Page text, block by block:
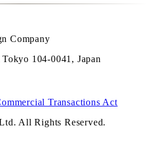
Company
104-0041, Japan
Transactions Act
All Rights Reserved.